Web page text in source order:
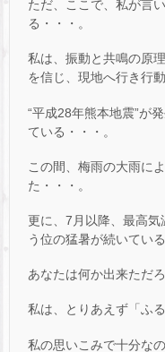
ただ、ここで、私が言
る・・・。
私は、振動と共鳴の原
を信じ、現地へ行き行動
“平成28年熊本地震”が
ている・・・。
この間、梅雨の大雨に
た・・・。
更に、7月以降、最高
う位の猛暑が続いている
あなたは何か出来ただ
私は、とりあえず「ふ
私の思いこみで十分な